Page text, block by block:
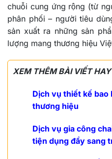
chuỗi cung ứng rộng (từ
phân phối – người tiêu
sản xuất ra những sản
lượng mang thương hiệu
XEM THÊM BÀI VIẾT
Dịch vụ thiết kế bao
thương hiệu
Dịch vụ gia công
tiện dụng đầy sang